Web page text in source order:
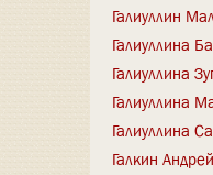
Галиуллин
Галиуллина
Галиуллина
Галиуллина
Галиуллина
Галкин